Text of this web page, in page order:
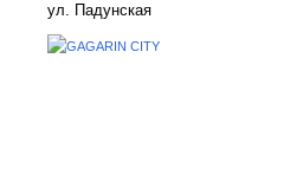
ул. Падунская